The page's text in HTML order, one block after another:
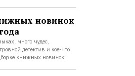
новинок
много чудес,
детектив и кое-что
книжных новинок.